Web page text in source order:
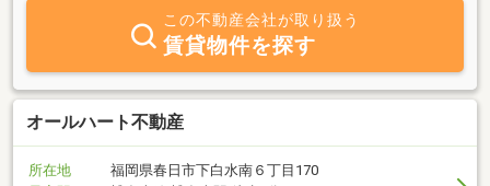
ンシャルプランナーが、お客様一人ひとりに合わせた分かりやすい
説明とご購入のお手伝いをいたします。・住宅ローンのご相談・銀
行融資申請代行・資金計画のご相談・税金のご相談・司法書士のご
紹介無料で行います。ご質問・内覧のご希望等お気軽にお問い合わ
せくださいませ！
この不動産会社が取り扱う
賃貸物件を探す
オールハート不動産
所在地
福岡県春日市下白水南６丁目170